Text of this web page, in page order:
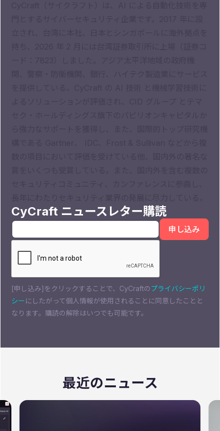
CyCraft ニュースレター購読
[申し込み]をクリックすることで、CyCraftのプライバシーポリ
シー にしたがって個人情報が使用されることに同意したことと
なります。購読の解除はいつでも可能です。
最近のニュース